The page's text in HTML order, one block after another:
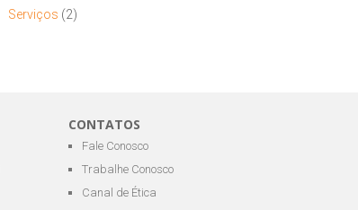
Serviços (2)
CONTATOS
Fale Conosco
Trabalhe Conosco
Canal de Ética